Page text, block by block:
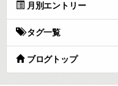
月別エントリー
タグ一覧
ブログトップ